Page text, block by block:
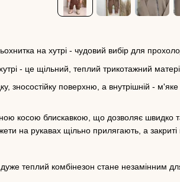
на хутрі - чудовий вибір для
- це щільний, теплий трикотажний
зносостійку поверхню, а внутрішній -
косою блискавкою, що дозволяє швидко
на рукавах щільно прилягають, а
теплий комбінезон стане незамінним